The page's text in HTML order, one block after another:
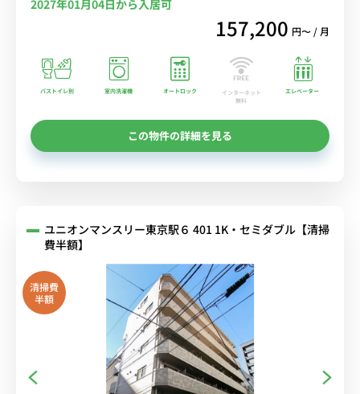
2027年01月04日から入居可
157,200 円〜 / 月
バストイレ別 室内洗濯機 オートロック
インターネット
無料
エレベーター
この物件の詳細を見る
ユニオンマンスリー東京駅６ 401 1K・セミダブル【清掃
費半額】
清掃費
半額